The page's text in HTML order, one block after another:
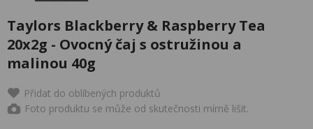
Taylors Blackberry & Raspberry Tea
20x2g - Ovocný čaj s ostružinou a
malinou 40g
Přidat do oblíbených produktů
Foto produktu se může od skutečnosti mírně lišit.